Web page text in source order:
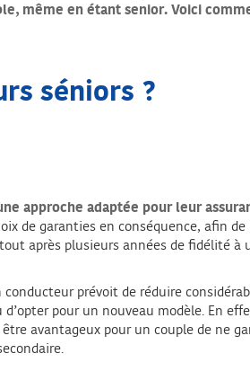
même en étant senior. Voici
séniors ?
approche adaptée pour leur
de garanties en conséquence, afin de
après plusieurs années de fidélité à
conducteur prévoit de réduire
pour un nouveau modèle. En
avantageux pour un couple de ne